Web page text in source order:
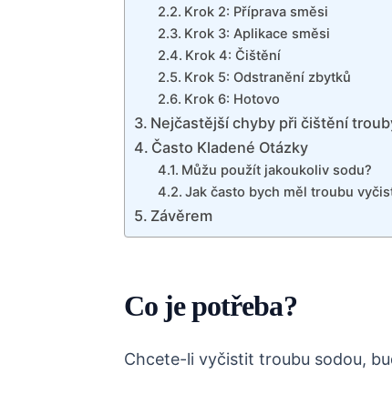
Krok 2: Příprava směsi
Krok 3: Aplikace směsi
Krok 4: Čištění
Krok 5: Odstranění zbytků
Krok 6: Hotovo
Nejčastější chyby při čištění
Často Kladené Otázky
Můžu použít jakoukoliv sodu?
Jak často bych měl troubu
Závěrem
Co je potřeba?
Chcete-li vyčistit troubu sodou,